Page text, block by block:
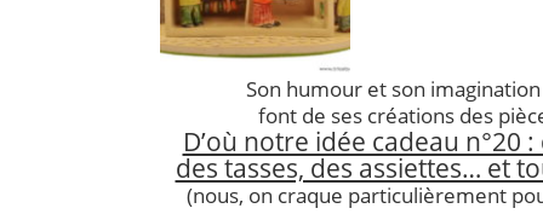
Son humour et son
font de ses créations des
D’où notre idée cadeau n°20
des tasses, des assiettes… et
(nous, on craque particulièrement